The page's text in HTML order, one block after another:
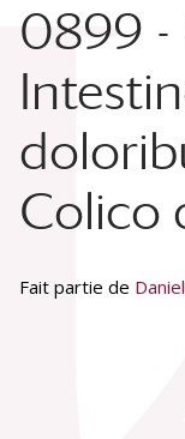
0899 -
Colico
Fait partie de